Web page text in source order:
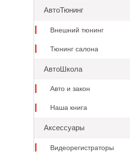
АвтоТюнинг
Внешний тюнинг
Тюнинг салона
АвтоШкола
Авто и закон
Наша книга
Аксессуары
Видеорегистраторы